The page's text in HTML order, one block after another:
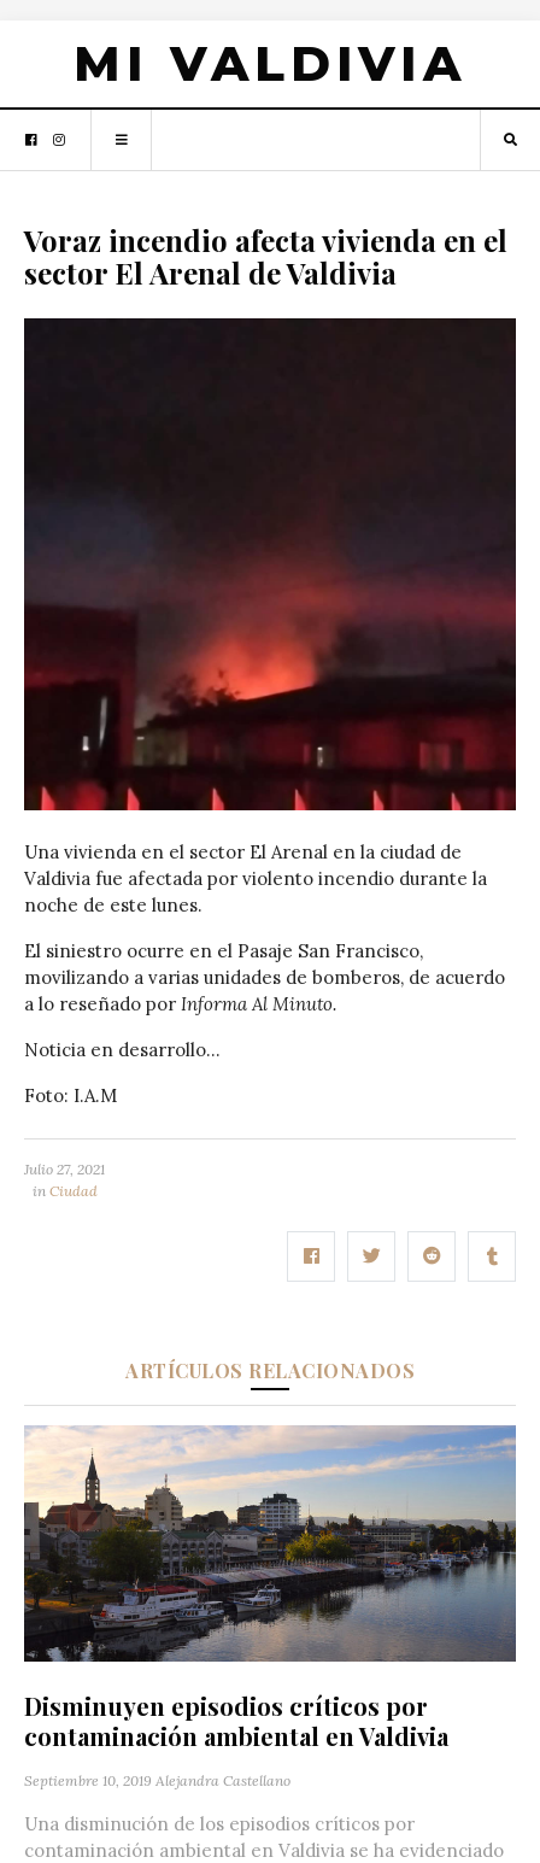
MI VALDIVIA
Voraz incendio afecta vivienda en el
sector El Arenal de Valdivia
Una vivienda en el sector El Arenal en la ciudad de
Valdivia‬ fue afectada por violento incendio durante la
noche de este lunes.
El siniestro ocurre en el Pasaje San Francisco,
movilizando a varias unidades de bomberos, de acuerdo
a lo reseñado por Informa Al Minuto.
Noticia en desarrollo…
Foto: I.A.M
Julio 27, 2021
in Ciudad
ARTÍCULOS RELACIONADOS
Disminuyen episodios críticos por
contaminación ambiental en Valdivia
Septiembre 10, 2019 Alejandra Castellano
Una disminución de los episodios críticos por
contaminación ambiental en Valdivia se ha evidenciado